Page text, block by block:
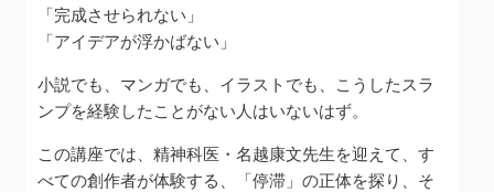
「完成させられない」
「アイデアが浮かばない」
小説でも、マンガでも、イラストでも、こうしたスラ
ンプを経験したことがない人はいないはず。
この講座では、精神科医・名越康文先生を迎えて、す
べての創作者が体験する、「停滞」の正体を探り、そ